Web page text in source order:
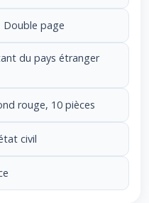
page
du pays étranger
rouge, 10 pièces
civil